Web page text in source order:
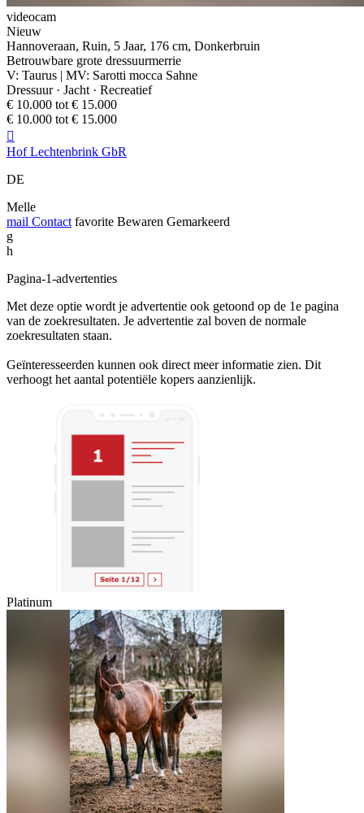
videocam
Nieuw
Hannoveraan, Ruin, 5 Jaar, 176 cm, Donkerbruin
Betrouwbare grote dressuurmerrie
V: Taurus | MV: Sarotti mocca Sahne
Dressuur · Jacht · Recreatief
€ 10.000 tot € 15.000
€ 10.000 tot € 15.000

Hof Lechtenbrink GbR
DE
Melle
mail Contact favorite Bewaren Gemarkeerd
g
h
Pagina-1-advertenties
Met deze optie wordt je advertentie ook getoond op de 1e pagina
van de zoekresultaten. Je advertentie zal boven de normale
zoekresultaten staan.
Geïnteresseerden kunnen ook direct meer informatie zien. Dit
verhoogt het aantal potentiële kopers aanzienlijk.
Platinum